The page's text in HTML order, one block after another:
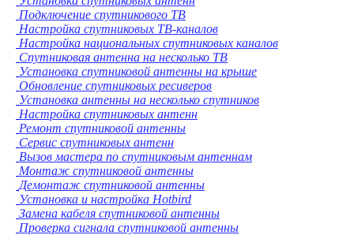
Подключение спутникового ТВ
Настройка спутниковых ТВ-каналов
Настройка национальных спутниковых каналов
Спутниковая антенна на несколько ТВ
Установка спутниковой антенны на крыше
Обновление спутниковых ресиверов
Установка антенны на несколько спутников
Настройка спутниковых антенн
Ремонт спутниковой антенны
Сервис спутниковых антенн
Вызов мастера по спутниковым антеннам
Монтаж спутниковой антенны
Демонтаж спутниковой антенны
Установка и настройка Hotbird
Замена кабеля спутниковой антенны
Проверка сигнала спутниковой антенны